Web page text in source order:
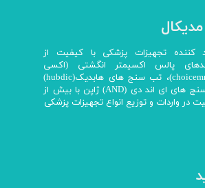
مدیکال
کننده تجهیزات پزشکی با کیفیت از
پالس اکسیمتر انگشتی (اکسی
واچ) چویسمد (choicemmed)، تب سنج های هابدیک(hubdic)
کره جنوبی و فشارسنج های ای اند دی (AND) ژاپن با بیش از